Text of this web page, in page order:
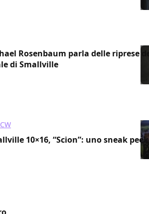
Rosenbaum parla delle riprese del
di Smallville
10×16, “Scion”: uno sneak peek